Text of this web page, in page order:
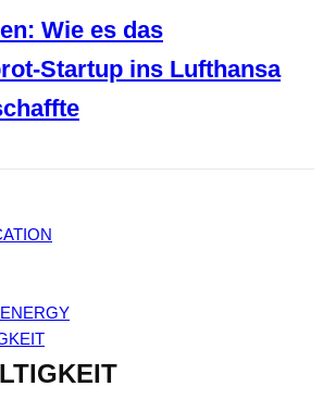
Wie es das
Startup ins Lufthansa